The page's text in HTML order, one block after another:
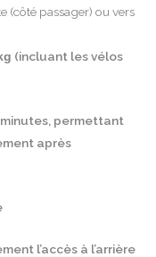
(côté passager) ou vers
(incluant les vélos
permettant
après
l’accès à l’arrière